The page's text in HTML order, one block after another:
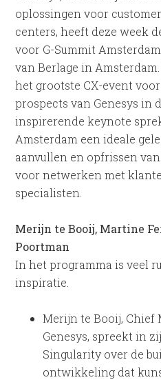
oplossingen voor
centers, heeft deze week
voor G-Summit
van Berlage in
het grootste CX-event
prospects van Genesys in
inspirerende keynote
Amsterdam een ideale
aanvullen en opfrissen
voor netwerken met
specialisten.
Merijn te Booij, Martine
Poortman
In het programma is veel
inspiratie.
Merijn te Booij, Chief
Genesys, spreekt in
Singularity over de
ontwikkeling dat